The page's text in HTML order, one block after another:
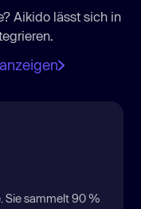
Aikido lässt sich in
Sie sammelt 90 %